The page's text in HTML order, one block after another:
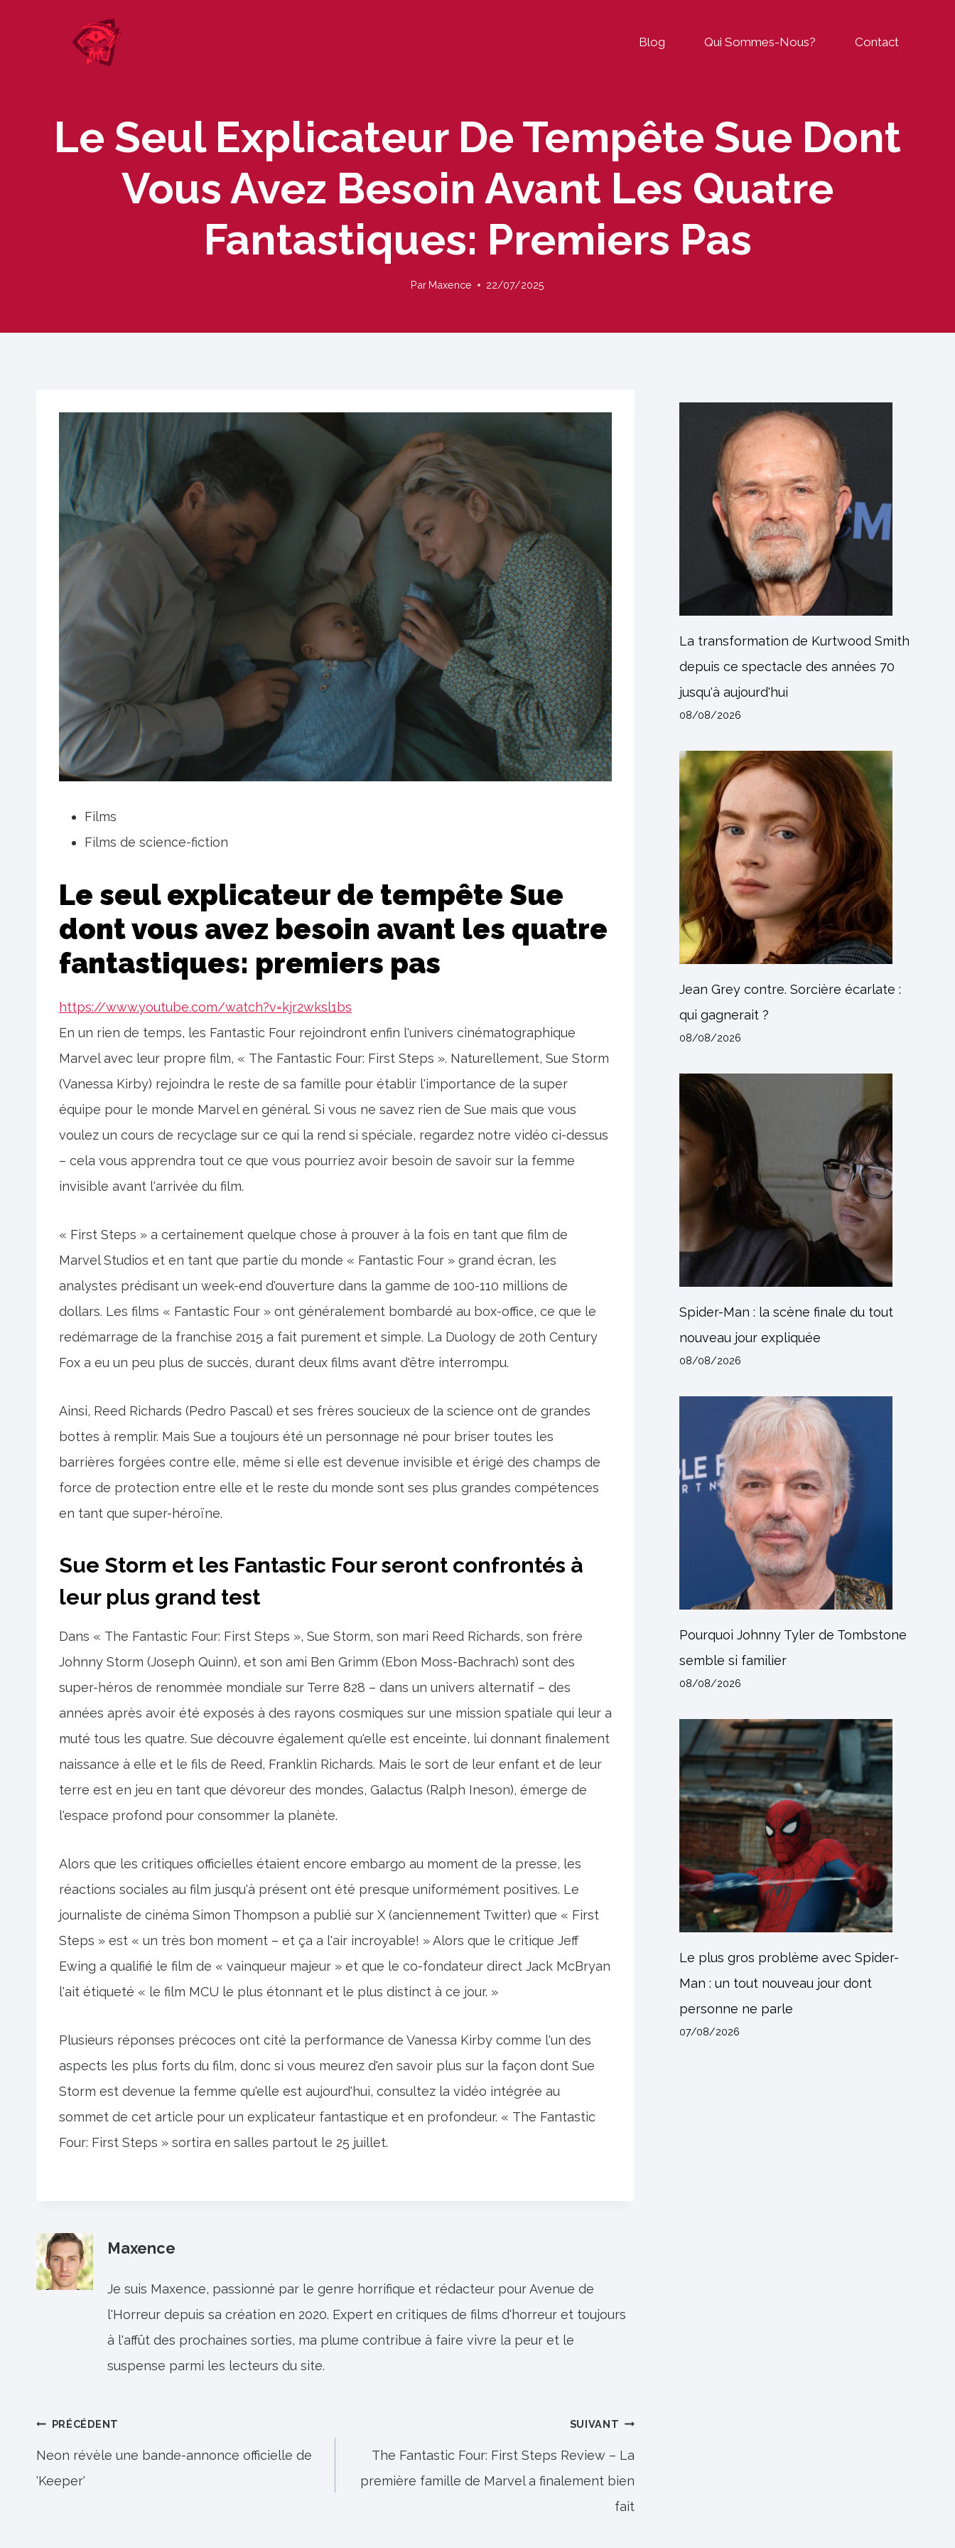
Blog Qui Sommes-Nous? Contact
Le Seul Explicateur De Tempête Sue Dont
Vous Avez Besoin Avant Les Quatre
Fantastiques: Premiers Pas
Par Maxence 22/07/2025
Films
Films de science-fiction
Le seul explicateur de tempête Sue
dont vous avez besoin avant les quatre
fantastiques: premiers pas
https://www.youtube.com/watch?v=kjr2wksl1bs
En un rien de temps, les Fantastic Four rejoindront enfin l'univers cinématographique
Marvel avec leur propre film, « The Fantastic Four: First Steps ». Naturellement, Sue Storm
(Vanessa Kirby) rejoindra le reste de sa famille pour établir l'importance de la super
équipe pour le monde Marvel en général. Si vous ne savez rien de Sue mais que vous
voulez un cours de recyclage sur ce qui la rend si spéciale, regardez notre vidéo ci-dessus
– cela vous apprendra tout ce que vous pourriez avoir besoin de savoir sur la femme
invisible avant l'arrivée du film.
« First Steps » a certainement quelque chose à prouver à la fois en tant que film de
Marvel Studios et en tant que partie du monde « Fantastic Four » grand écran, les
analystes prédisant un week-end d'ouverture dans la gamme de 100-110 millions de
dollars. Les films « Fantastic Four » ont généralement bombardé au box-office, ce que le
redémarrage de la franchise 2015 a fait purement et simple. La Duology de 20th Century
Fox a eu un peu plus de succès, durant deux films avant d'être interrompu.
Ainsi, Reed Richards (Pedro Pascal) et ses frères soucieux de la science ont de grandes
bottes à remplir. Mais Sue a toujours été un personnage né pour briser toutes les
barrières forgées contre elle, même si elle est devenue invisible et érigé des champs de
force de protection entre elle et le reste du monde sont ses plus grandes compétences
en tant que super-héroïne.
Sue Storm et les Fantastic Four seront confrontés à
leur plus grand test
Dans « The Fantastic Four: First Steps », Sue Storm, son mari Reed Richards, son frère
Johnny Storm (Joseph Quinn), et son ami Ben Grimm (Ebon Moss-Bachrach) sont des
super-héros de renommée mondiale sur Terre 828 – dans un univers alternatif – des
années après avoir été exposés à des rayons cosmiques sur une mission spatiale qui leur a
muté tous les quatre. Sue découvre également qu'elle est enceinte, lui donnant finalement
naissance à elle et le fils de Reed, Franklin Richards. Mais le sort de leur enfant et de leur
terre est en jeu en tant que dévoreur des mondes, Galactus (Ralph Ineson), émerge de
l'espace profond pour consommer la planète.
Alors que les critiques officielles étaient encore embargo au moment de la presse, les
réactions sociales au film jusqu'à présent ont été presque uniformément positives. Le
journaliste de cinéma Simon Thompson a publié sur X (anciennement Twitter) que « First
Steps » est « un très bon moment – et ça a l'air incroyable! » Alors que le critique Jeff
Ewing a qualifié le film de « vainqueur majeur » et que le co-fondateur direct Jack McBryan
l'ait étiqueté « le film MCU le plus étonnant et le plus distinct à ce jour. »
Plusieurs réponses précoces ont cité la performance de Vanessa Kirby comme l'un des
aspects les plus forts du film, donc si vous meurez d'en savoir plus sur la façon dont Sue
Storm est devenue la femme qu'elle est aujourd'hui, consultez la vidéo intégrée au
sommet de cet article pour un explicateur fantastique et en profondeur. « The Fantastic
Four: First Steps » sortira en salles partout le 25 juillet.
Maxence
Je suis Maxence, passionné par le genre horrifique et rédacteur pour Avenue de
l'Horreur depuis sa création en 2020. Expert en critiques de films d'horreur et toujours
à l'affût des prochaines sorties, ma plume contribue à faire vivre la peur et le
suspense parmi les lecteurs du site.
Navigation
de
l’article
PRÉCÉDENT
Neon révèle une bande-annonce officielle de
'Keeper'
SUIVANT
The Fantastic Four: First Steps Review – La
première famille de Marvel a finalement bien
fait
La transformation de Kurtwood Smith
depuis ce spectacle des années 70
jusqu'à aujourd'hui
08/08/2026
Jean Grey contre. Sorcière écarlate :
qui gagnerait ?
08/08/2026
Spider-Man : la scène finale du tout
nouveau jour expliquée
08/08/2026
Pourquoi Johnny Tyler de Tombstone
semble si familier
08/08/2026
Le plus gros problème avec Spider-
Man : un tout nouveau jour dont
personne ne parle
07/08/2026